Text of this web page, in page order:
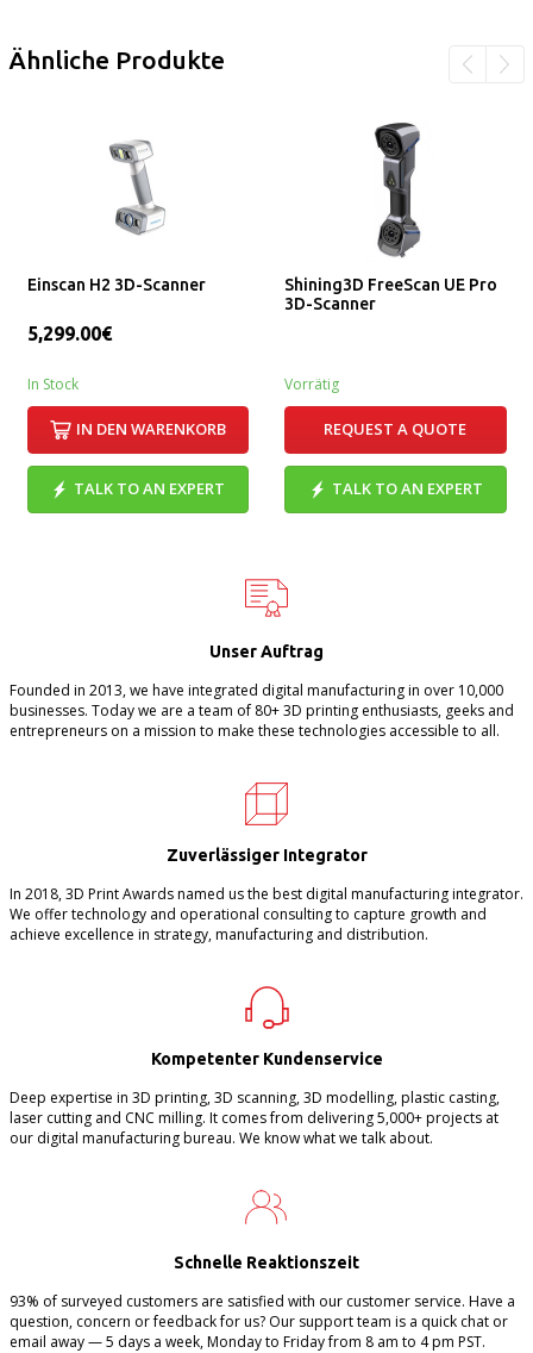
Ähnliche Produkte
Einscan H2 3D-Scanner
5,299.00€
In Stock
IN DEN WARENKORB
TALK TO AN EXPERT
Shining3D FreeScan UE Pro
3D-Scanner
Vorrätig
REQUEST A QUOTE
TALK TO AN EXPERT
Unser Auftrag
Founded in 2013, we have integrated digital manufacturing in over 10,000
businesses. Today we are a team of 80+ 3D printing enthusiasts, geeks and
entrepreneurs on a mission to make these technologies accessible to all.
Zuverlässiger Integrator
In 2018, 3D Print Awards named us the best digital manufacturing integrator.
We offer technology and operational consulting to capture growth and
achieve excellence in strategy, manufacturing and distribution.
Kompetenter Kundenservice
Deep expertise in 3D printing, 3D scanning, 3D modelling, plastic casting,
laser cutting and CNC milling. It comes from delivering 5,000+ projects at
our digital manufacturing bureau. We know what we talk about.
Schnelle Reaktionszeit
93% of surveyed customers are satisfied with our customer service. Have a
question, concern or feedback for us? Our support team is a quick chat or
email away — 5 days a week, Monday to Friday from 8 am to 4 pm PST.